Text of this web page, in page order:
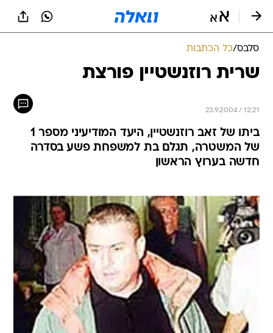
סלבס/כל הכתבות
שרית רוזנשטיין פורצת
23.9.2004 / 12:21
ביתו של זאב רוזנשטיין, היעד המודיעיני מספר 1
של המשטרה, תגלם בת למשפחת פשע בסדרה
חדשה בערוץ הראשון